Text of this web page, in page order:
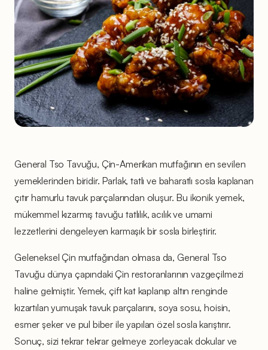
General Tso Tavuğu, Çin-Amerikan mutfağının en sevilen
yemeklerinden biridir. Parlak, tatlı ve baharatlı sosla kaplanan
çıtır hamurlu tavuk parçalarından oluşur. Bu ikonik yemek,
mükemmel kızarmış tavuğu tatlılık, acılık ve umami
lezzetlerini dengeleyen karmaşık bir sosla birleştirir.
Geleneksel Çin mutfağından olmasa da, General Tso
Tavuğu dünya çapındaki Çin restoranlarının vazgeçilmezi
haline gelmiştir. Yemek, çift kat kaplanıp altın renginde
kızartılan yumuşak tavuk parçalarını, soya sosu, hoisin,
esmer şeker ve pul biber ile yapılan özel sosla karıştırır.
Sonuç, sizi tekrar tekrar gelmeye zorleyacak dokular ve